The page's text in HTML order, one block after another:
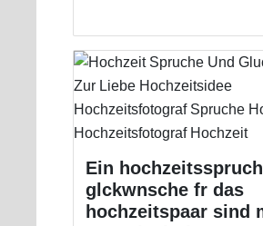
Ein
glckwnsche fr das
hochzeitspaar sind